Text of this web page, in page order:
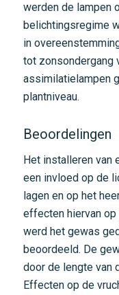
werden de lampen
belichtingsregime
in
tot zonsondergang
assimilatielampen
plantniveau.
Beoordelingen
Het installeren van
een invloed op de
lagen en op het
effecten hiervan op
werd het gewas
beoordeeld. De
door de lengte van
Effecten op de